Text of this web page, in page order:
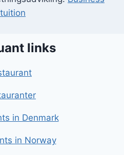
links
in Denmark
in Norway